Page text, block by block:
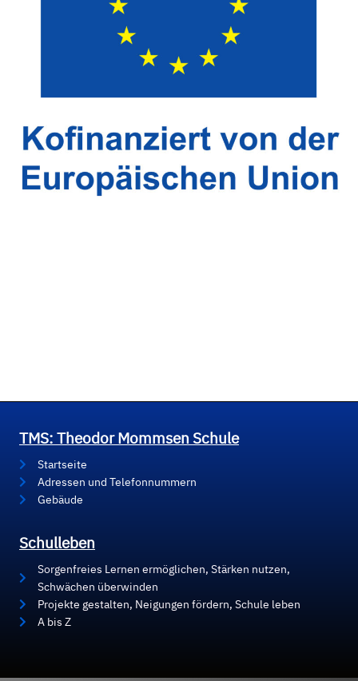
TMS: Theodor Mommsen Schule
Startseite
Adressen und Telefonnummern
Gebäude
Schulleben
Sorgenfreies Lernen ermöglichen, Stärken nutzen,
Schwächen überwinden
Projekte gestalten, Neigungen fördern, Schule leben
A bis Z